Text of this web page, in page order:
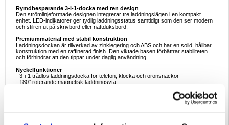
Rymdbesparande 3-i-1-docka med ren design
Den strömlinjeformade designen integrerar tre laddningslägen i en kompakt
enhet. LED-indikatorer ger tydlig laddningsstatus samtidigt som den ser modern
och stilren ut på skrivbord eller nattduksbord.
Premiummaterial med stabil konstruktion
Laddningsdockan är tillverkad av zinklegering och ABS och har en solid, hållbar
konstruktion med en raffinerad finish. Den viktade basen förbättrar stabiliteten
och förhindrar att den tippar under daglig användning.
Nyckelfunktioner
- 3-i-1 trådlös laddningsdocka för telefon, klocka och öronsnäckor
- 180° roterande magnetisk laddningsyta